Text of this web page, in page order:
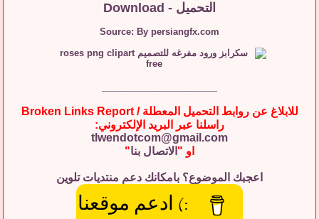
التحميل - Download
Source: By persiangfx.com
للابلاغ عن روابط التحميل المعطلة / Broken Links Report
راسلنا عبر البريد الإلكتروني:
tlwendotcom@gmail.com
او " الاتصال بنا"
اعجبك الموضوع؟ بامكانك دعم منتديات تلوين
:) ادعم موقعنا